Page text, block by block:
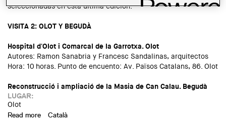
seleccionadas en esta última edición.
VISITA 2: OLOT Y BEGUDÀ
Hospital d'Olot i Comarcal de la Garrotxa. Olot
Autores: Ramon Sanabria y Francesc Sandalinas, arquitectos
Hora: 10 horas. Punto de encuento: Av. Països Catalans, 86. Olot
Reconstrucció i ampliació de la Masia de Can Calau. Begudà
LUGAR:
Olot
Read more about Visita a Olot y Begudà. Premios de Arquitectura 2015
Català